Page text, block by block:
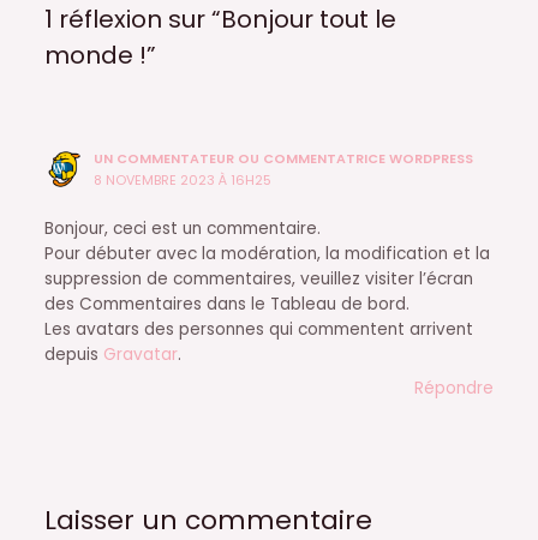
1 réflexion sur “Bonjour tout le
monde !”
UN COMMENTATEUR OU COMMENTATRICE WORDPRESS
8 NOVEMBRE 2023 À 16H25
Bonjour, ceci est un commentaire.
Pour débuter avec la modération, la modification et la
suppression de commentaires, veuillez visiter l’écran
des Commentaires dans le Tableau de bord.
Les avatars des personnes qui commentent arrivent
depuis Gravatar.
Répondre
Laisser un commentaire